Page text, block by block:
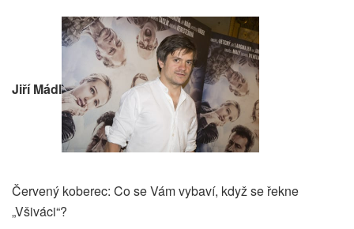
Jiří Mádl
Červený koberec: Co se Vám vybaví, když se řekne
„Všiváci“?